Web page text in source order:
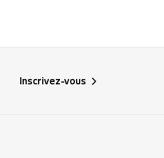
Inscrivez-vous